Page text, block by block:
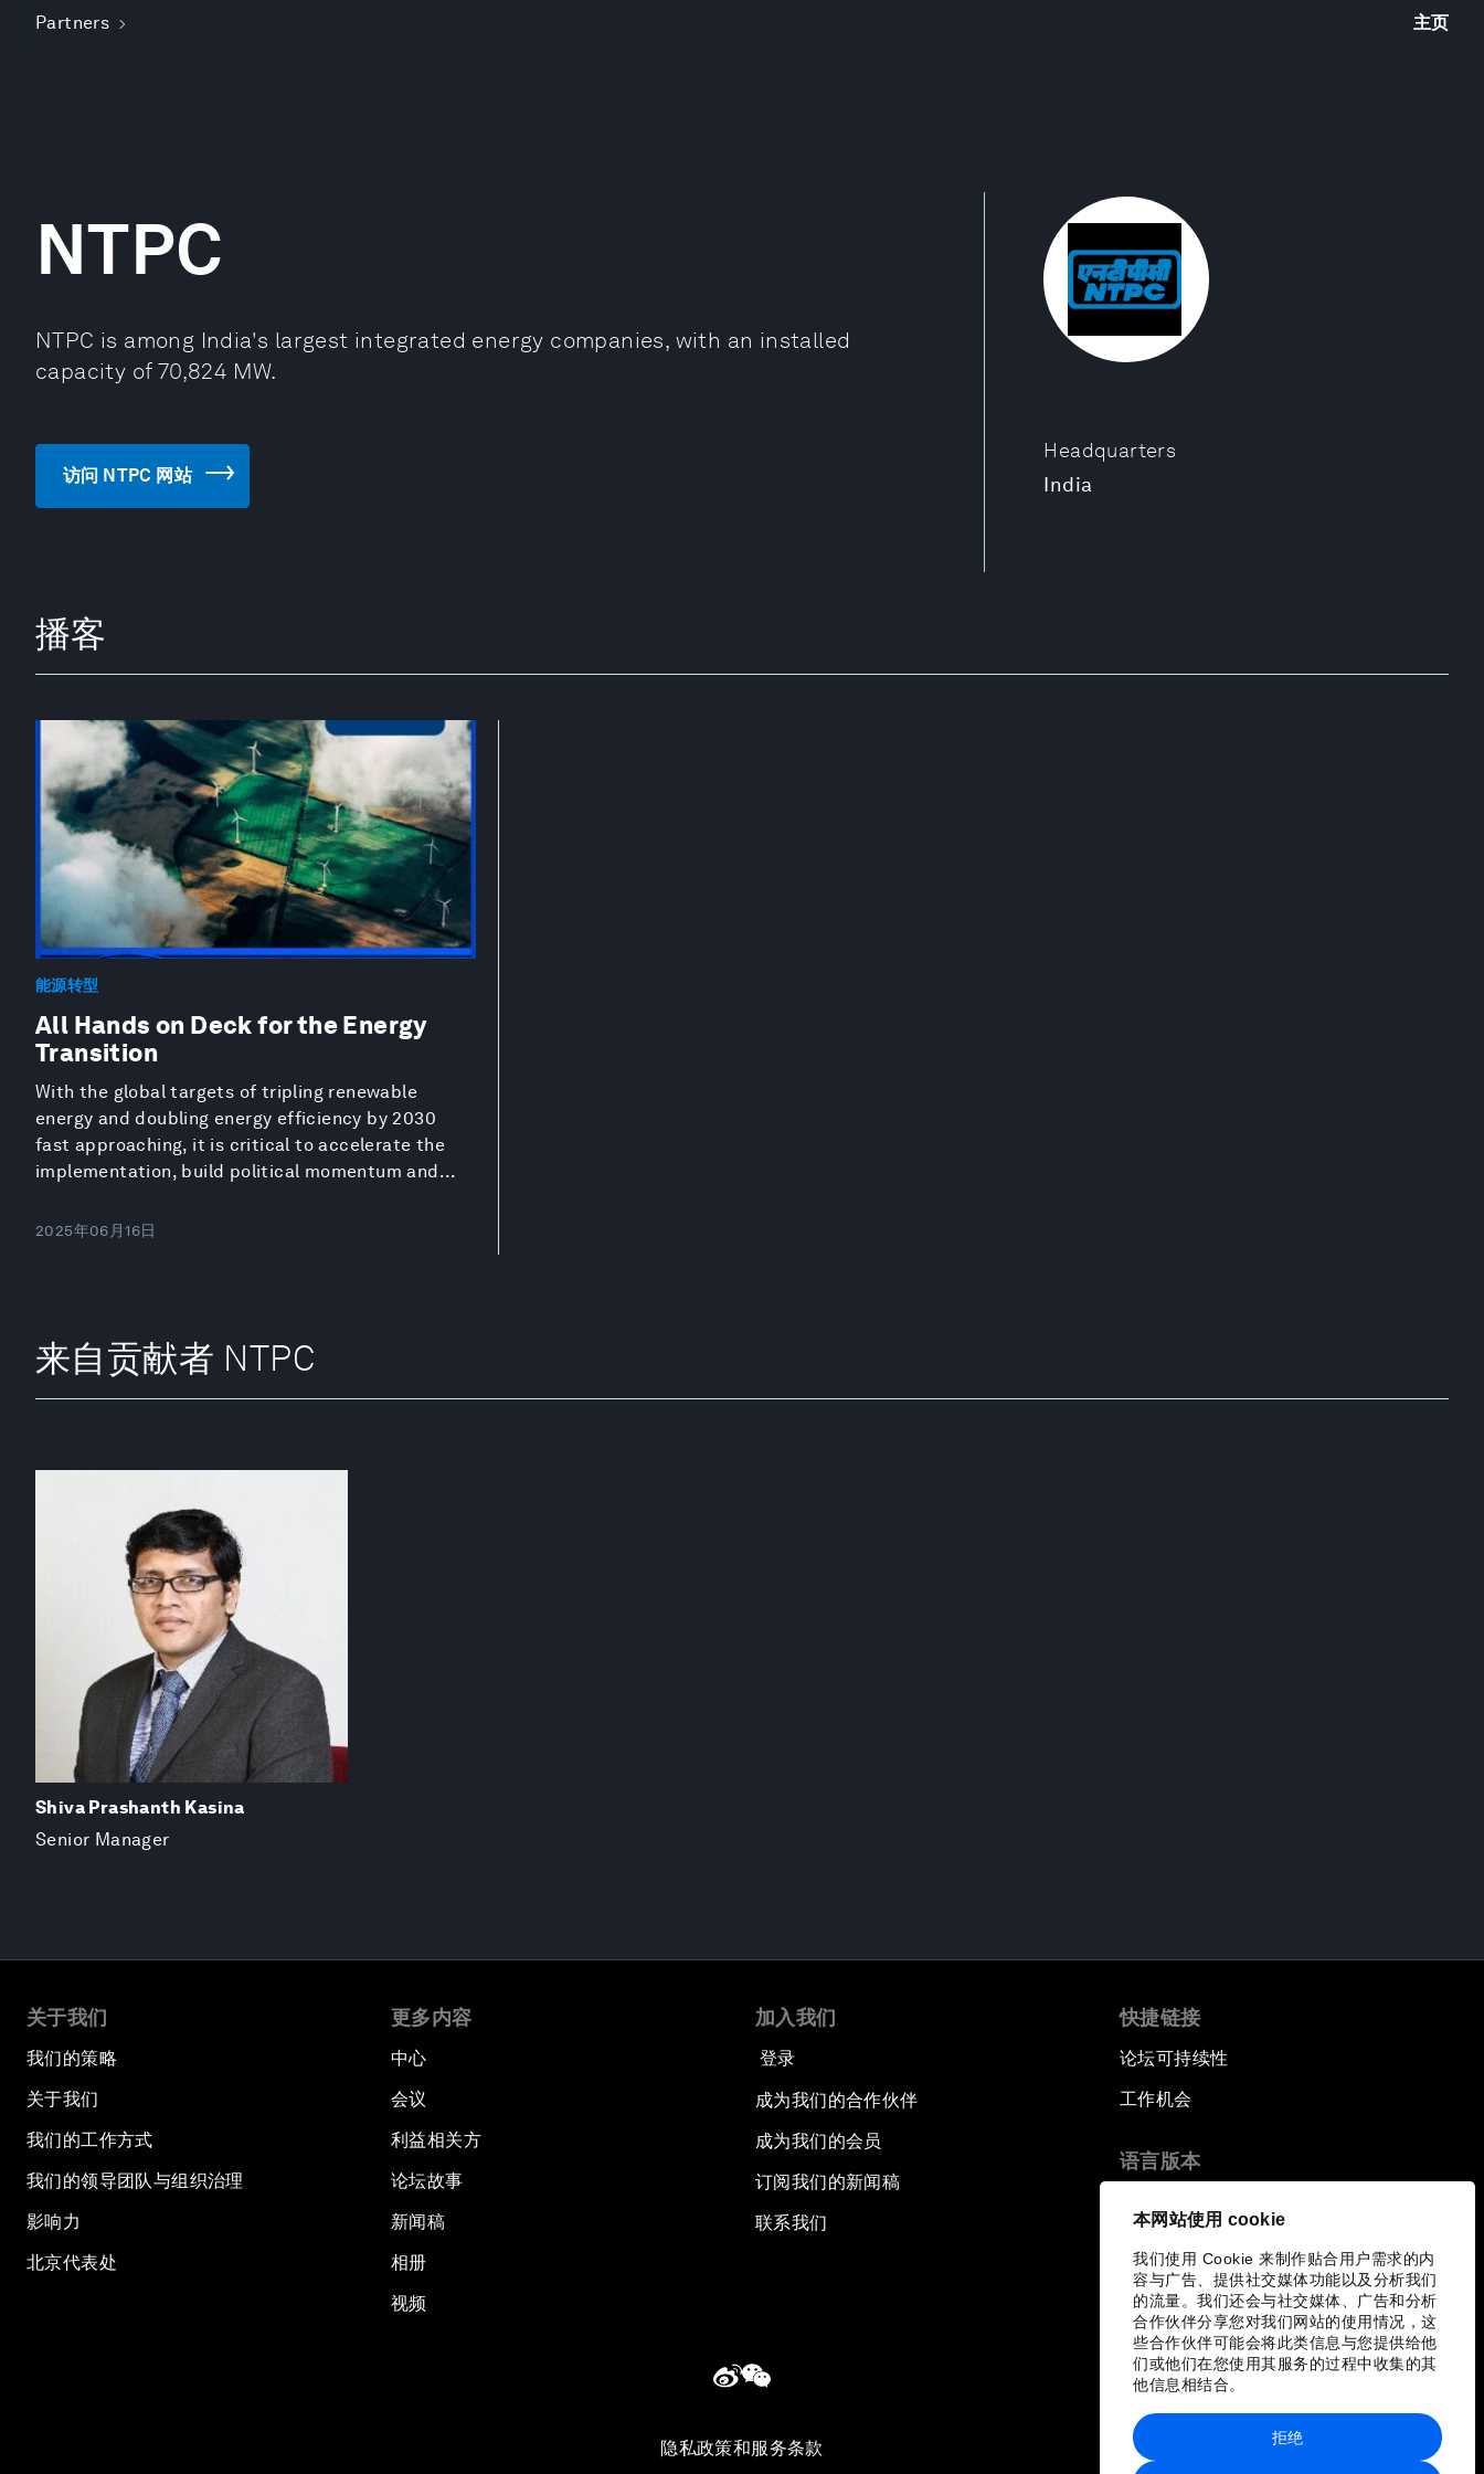
本网站使用 cookie
我们使用 Cookie 来制作贴合用户需求的内
容与广告、提供社交媒体功能以及分析我们
的流量。我们还会与社交媒体、广告和分析
合作伙伴分享您对我们网站的使用情况，这
些合作伙伴可能会将此类信息与您提供给他
们或他们在您使用其服务的过程中收集的其
他信息相结合。
拒绝
Partners 主页
Headquarters
India
NTPC
NTPC is among India's largest integrated energy companies, with an installed
capacity of 70,824 MW.
访问 NTPC 网站
播客
能源转型
All Hands on Deck for the Energy
Transition
With the global targets of tripling renewable
energy and doubling energy efficiency by 2030
fast approaching, it is critical to accelerate the
implementation, build political momentum and...
2025年06月16日
来自贡献者 NTPC
Shiva Prashanth Kasina
Senior Manager
关于我们
我们的策略
关于我们
我们的工作方式
我们的领导团队与组织治理
影响力
北京代表处
更多内容
中心
会议
利益相关方
论坛故事
新闻稿
相册
视频
加入我们
登录
成为我们的合作伙伴
成为我们的会员
订阅我们的新闻稿
联系我们
快捷链接
论坛可持续性
工作机会
语言版本
隐私政策和服务条款